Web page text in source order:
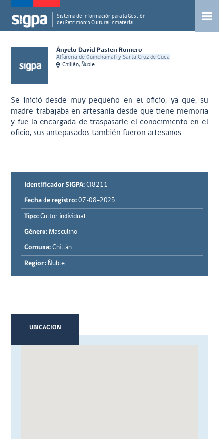
Sistema de Información para la Gestión
del Patrimonio Cultural Inmaterial
Ányelo David Pasten Romero
Alfarería de Quinchamalí y Santa Cruz de Cuca
Chillán, Ñuble
Se inició desde muy pequeño en el oficio, ya que, su
madre trabajaba en artesanía desde que tiene memoria
y fue la encargada de traspasarle el conocimiento en el
oficio, sus antepasados también fueron artesanos.
Identificador SIGPA: CI8211
Fecha de registro: 07-08-2025
Tipo: Cultor individual
Género: Masculino
Comuna: Chillán
Region: Ñuble
UBICACION